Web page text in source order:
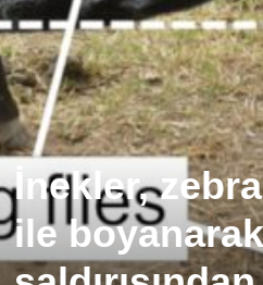
İnekler,
ile